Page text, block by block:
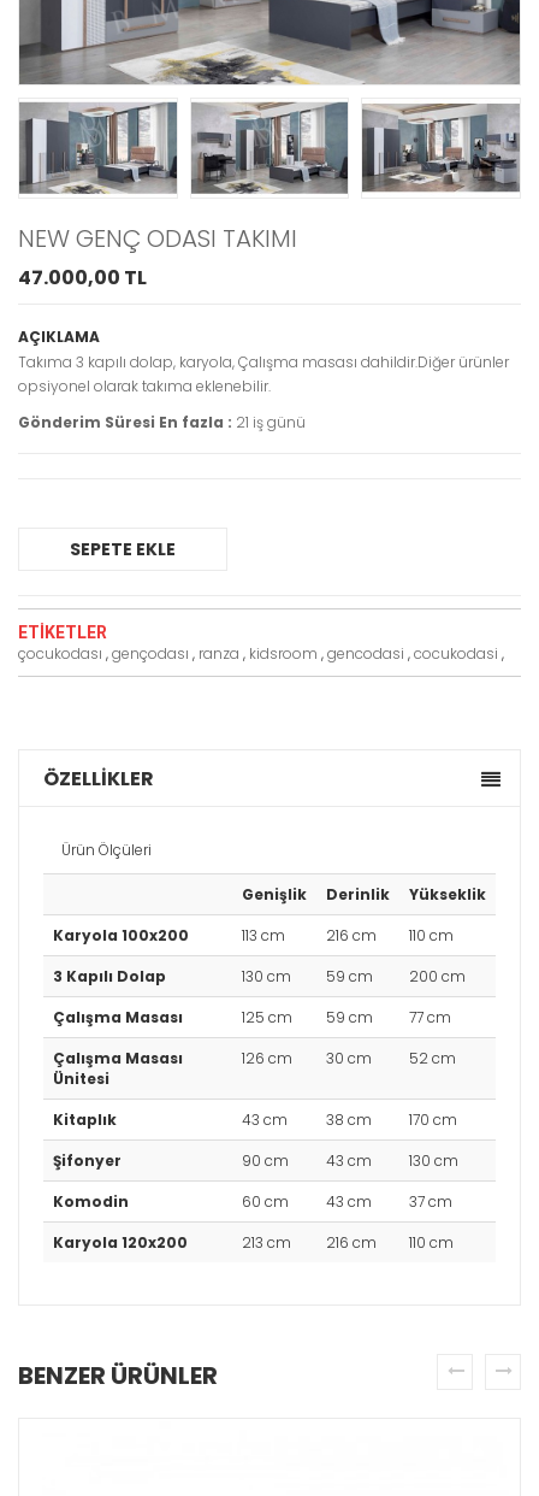
NEW GENÇ ODASI TAKIMI
47.000,00 TL
AÇIKLAMA
Takıma 3 kapılı dolap, karyola, Çalışma masası dahildir.Diğer ürünler
opsiyonel olarak takıma eklenebilir.
Gönderim Süresi En fazla : 21 iş günü
SEPETE EKLE
ETIKETLER
çocukodası ,gençodası , ranza , kidsroom ,gencodasi ,cocukodasi ,
GUBA-NEW
SANDALYE
7.000TL
GÖZAT
RETRO KLASİK
25.000TL
GÖZAT
MODERN LAKE 3
KAPAKLI GENÇ
ODASI TAKIMI
80.000TL
TERRA YEMEK
ÖZELLİKLER
Ürün Ölçüleri
Genişlik Derinlik
Yükseklik
Karyola 100x200
113 cm 216 cm
110 cm
3 Kapılı Dolap
130 cm 59 cm
200 cm
Çalışma Masası
125 cm 59 cm
77 cm
Çalışma Masası
Ünitesi
126 cm 30 cm 52 cm
Kitaplık 43 cm 38 cm
170 cm
Şifonyer
90 cm 43 cm
130 cm
Komodin
60 cm 43 cm
37 cm
Karyola 120x200
213 cm 216 cm 110 cm
BENZER ÜRÜNLER